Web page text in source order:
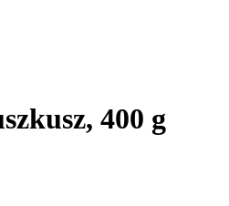
400 g